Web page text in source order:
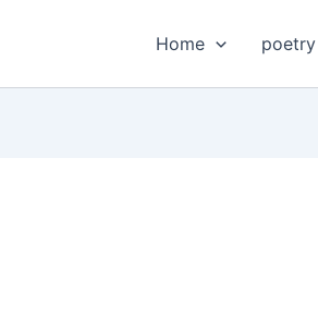
Home poetry